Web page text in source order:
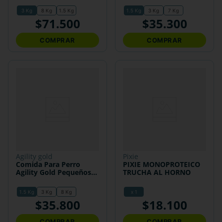
3 Kg 8 Kg 1.5 Kg
$71.500
COMPRAR
1.5 Kg 3 Kg 7 Kg
$35.300
COMPRAR
agility gold
Comida Para Perro
Agility Gold Pequeños
1.5 Kg 3 Kg 8 Kg
$35.800
pixie
PIXIE MONOPROTEICO
TRUCHA AL HORNO
x 1
$18.100